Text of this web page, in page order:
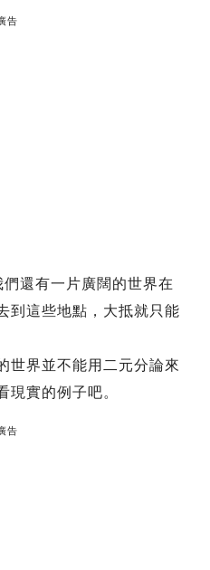
告
還有一片廣闊的世界在
到這些地點，大抵就只能
世界並不能用二元分論來
現實的例子吧。
告